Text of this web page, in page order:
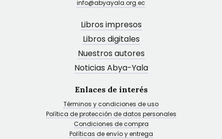
info@abyayala.org.ec
Libros impresos
Libros digitales
Nuestros autores
Noticias Abya-Yala
Enlaces de interés
Términos y condiciones de uso
Política de protección de datos personales
Condiciones de compra
Políticas de envío y entrega